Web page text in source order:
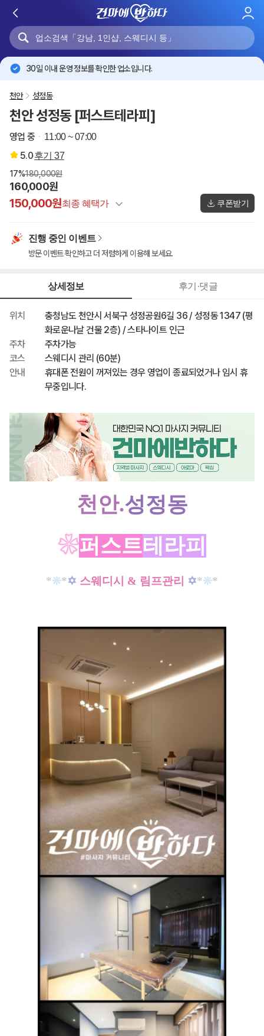
로
30일 이내 운영 정보를 확인한 업소입니다.
천안 성정동
천안 성정동 [퍼스트테라피]
영업 중 11:00 ~ 07:00
5.0후기37
17%180,000원
160,000원
150,000원최종 혜택가 쿠폰받기
건마에반하다 특별할인
이벤트 할인
최종 혜택가 150,000원
진행 중인 이벤트
방문 이벤트 확인하고 더 저렴하게 이용해 보세요.
상세정보 후기·댓글
위치
충청남도 천안시 서북구 성정공원6길 36 / 성정동 1347 (평
화로운나날 건물 2층) / 스타나이트 인근
주차
주차가능
코스
스웨디시 관리 (60분)
안내
휴대폰 전원이 꺼져있는 경우 영업이 종료되었거나 임시 휴
무중입니다.
천안.성정동
❀퍼스트테라피
*❊*✡ 스웨디시 & 림프관리 ✡*❊*